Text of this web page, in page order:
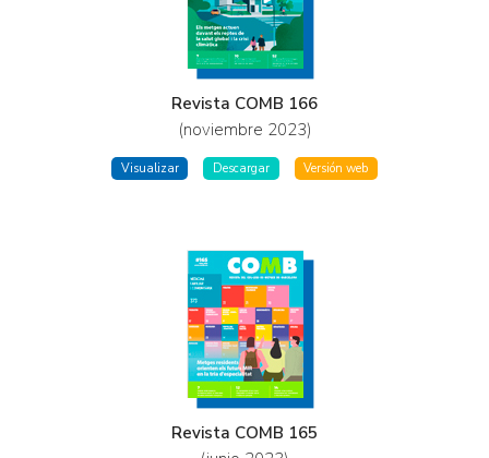
Revista COMB 166
(noviembre 2023)
Visualizar Descargar Versión web
Revista COMB 165